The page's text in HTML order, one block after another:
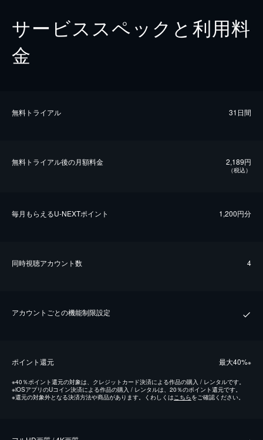
サービススペックと利用料
金
無料トライアル 31日間
無料トライアル後の⽉額料金 2,189円
（税込）
毎⽉もらえるU-NEXTポイント 1,200円分
同時視聴アカウント数 4
アカウントごとの機能制限設定
ポイント還元 最⼤40%※
※40％ポイント還元の対象は、クレジットカード決済による作品の購入 / レンタルです。
※iOSアプリのUコイン決済による作品の購入 / レンタルは、20％のポイント還元です。
※還元の対象外となる決済方法や商品があります。くわしくはこちらをご確認ください。